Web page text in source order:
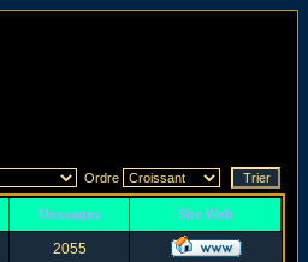
Ordre
Messages Site Web
2055